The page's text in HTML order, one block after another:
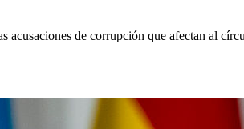
acusaciones de corrupción que afectan al